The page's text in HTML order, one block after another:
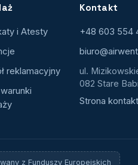
i Atesty
reklamacyjny
Kontakt
+48 603 554
ul.
082 Stare
Strona
z Funduszy Europejskich